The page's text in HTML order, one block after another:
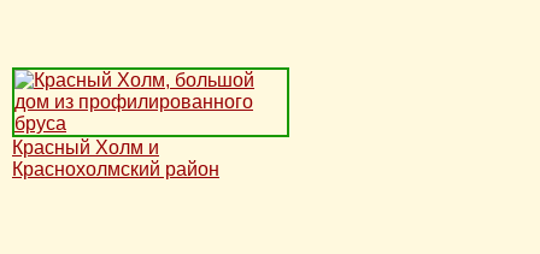
Красный Холм и
Краснохолмский район